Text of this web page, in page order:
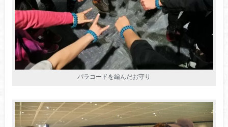
パラコードを編んだお守り